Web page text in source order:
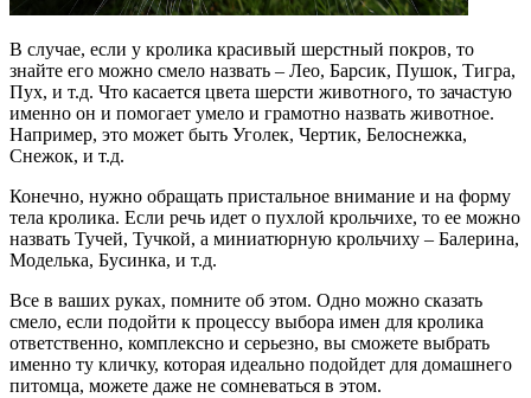
В случае, если у кролика красивый шерстный покров, то
знайте его можно смело назвать – Лео, Барсик, Пушок, Тигра,
Пух, и т.д. Что касается цвета шерсти животного, то зачастую
именно он и помогает умело и грамотно назвать животное.
Например, это может быть Уголек, Чертик, Белоснежка,
Снежок, и т.д.
Конечно, нужно обращать пристальное внимание и на форму
тела кролика. Если речь идет о пухлой крольчихе, то ее можно
назвать Тучей, Тучкой, а миниатюрную крольчиху – Балерина,
Моделька, Бусинка, и т.д.
Все в ваших руках, помните об этом. Одно можно сказать
смело, если подойти к процессу выбора имен для кролика
ответственно, комплексно и серьезно, вы сможете выбрать
именно ту кличку, которая идеально подойдет для домашнего
питомца, можете даже не сомневаться в этом.